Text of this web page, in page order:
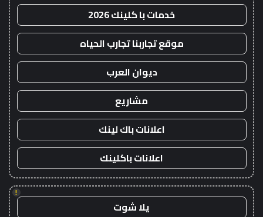
خدمات با كلينك 2026
موقع تجاربنا تجارب الحياه
ديوان العرب
مشاريع
اعلانات باك لينك
اعلانات باكلينك
!
يلا شوت